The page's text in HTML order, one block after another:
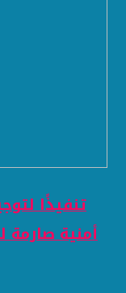
تنفيذًا
أمنية صارمة